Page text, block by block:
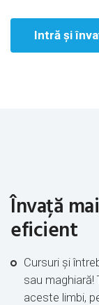
Intră și
Învață
eficient
Cursuri și
sau
aceste limbi,